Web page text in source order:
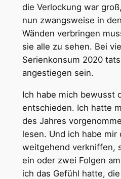
die Verlockung war
nun zwangsweise in
Wänden verbringen
sie alle zu sehen. Bei
Serienkonsum 2020
angestiegen sein.
Ich habe mich bewusst
entschieden. Ich hatte
des Jahres
lesen. Und ich habe mir
weitgehend verkniffen,
ein oder zwei Folgen
ich das Gefühl hatte,